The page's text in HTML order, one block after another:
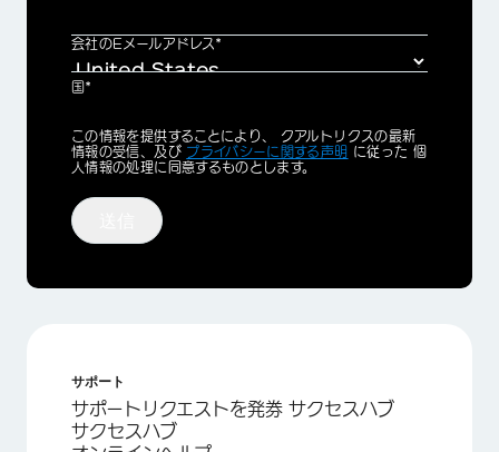
会社のEメールアドレス*
国*
Privacy
Optin
この情報を提供することにより、 クアルトリクスの最新
情報の受信、及び プライバシーに関する声明 に従った 個
人情報の処理に同意するものとします。
サポート
サポートリクエストを発券 サクセスハブ
サクセスハブ